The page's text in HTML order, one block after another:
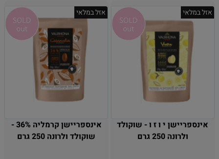
אזל במלאי
אינספריישן י ו ז ו - שוקולד
ולרונה 250 גרם
אזל במלאי
אינספריישן קרמליה 36% -
שוקולד ולרונה 250 גרם